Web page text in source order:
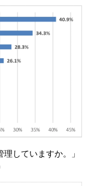
していますか。」